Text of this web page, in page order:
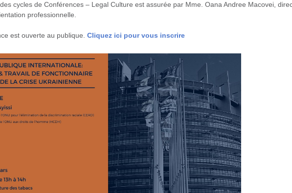
des cycles de Conférences – Legal Culture est assurée par Mme. Oana Andree Macovei,
professionnelle.
est ouverte au publique. Cliquez ici pour vous inscrire